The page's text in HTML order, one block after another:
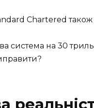
Chartered також
система на 30